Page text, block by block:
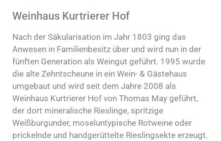
Weinhaus Kurtrierer Hof
Nach der Säkularisation im Jahr 1803 ging das
Anwesen in Familienbesitz über und wird nun in der
fünften Generation als Weingut geführt. 1995 wurde
die alte Zehntscheune in ein Wein- & Gästehaus
umgebaut und wird seit dem Jahre 2008 als
Weinhaus Kurtrierer Hof von Thomas May geführt,
der dort mineralische Rieslinge, spritzige
Weißburgunder, moseluntypische Rotweine oder
prickelnde und handgerüttelte Rieslingsekte erzeugt.